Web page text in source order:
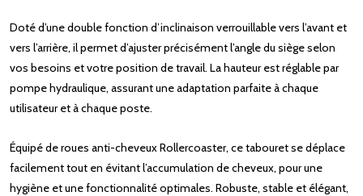
Doté d’une double fonction d’inclinaison verrouillable vers l’avant et
vers l’arrière, il permet d’ajuster précisément l’angle du siège selon
vos besoins et votre position de travail. La hauteur est réglable par
pompe hydraulique, assurant une adaptation parfaite à chaque
utilisateur et à chaque poste.
Équipé de roues anti-cheveux Rollercoaster, ce tabouret se déplace
facilement tout en évitant l’accumulation de cheveux, pour une
hygiène et une fonctionnalité optimales. Robuste, stable et élégant,